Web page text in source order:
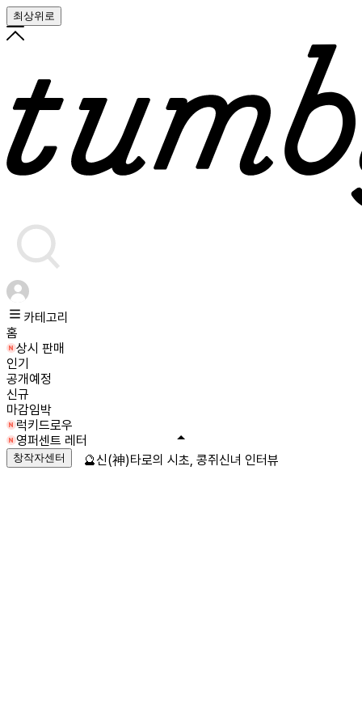
최상위로
카테고리
홈
상시 판매
인기
공개예정
신규
마감임박
럭키드로우
영퍼센트 레터
창작자센터 🔮신(神)타로의 시초, 콩쥐신녀 인터뷰